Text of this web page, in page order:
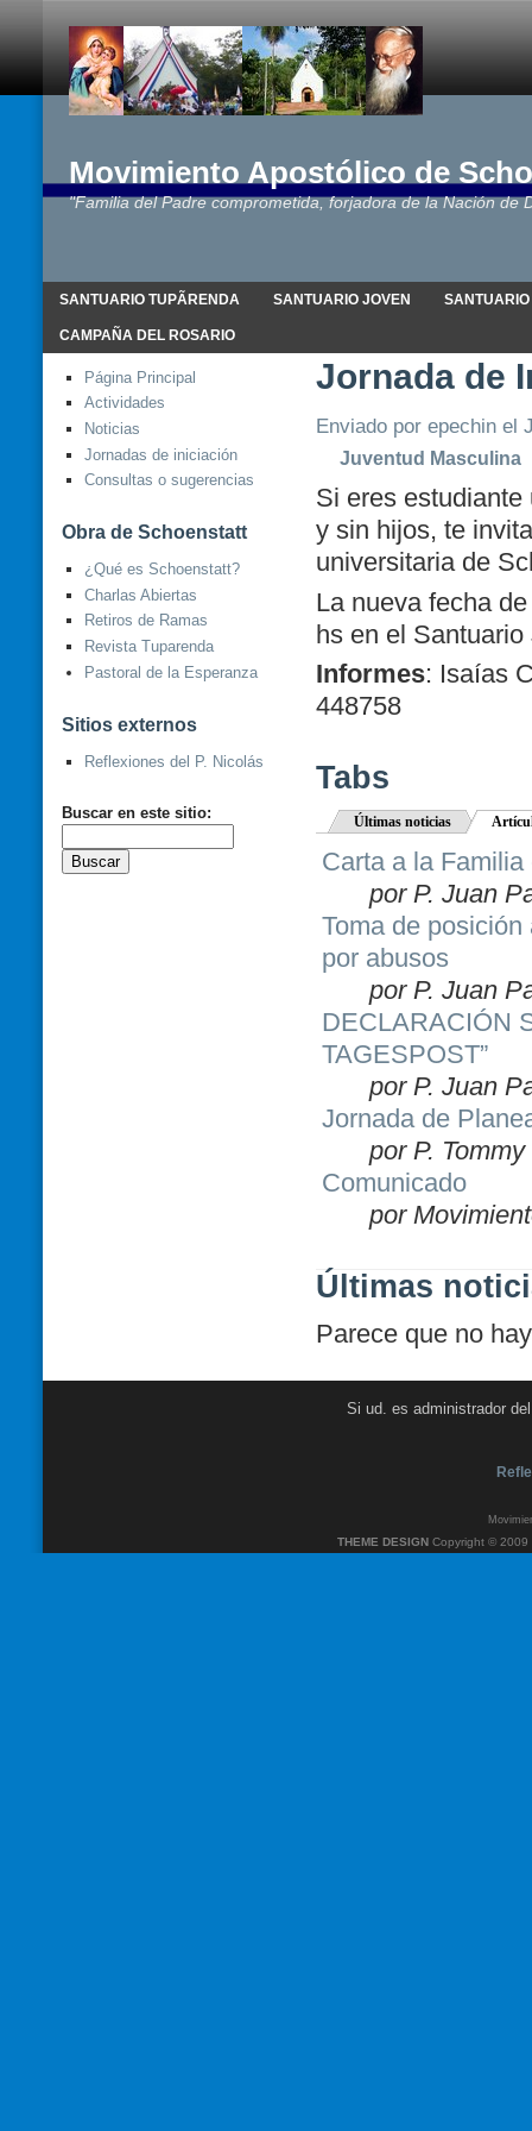
Movimiento Apostólico de
"Familia del Padre comprometida, forjadora de la Nación de
SANTUARIO TUPÃRENDA SANTUARIO JOVEN
CAMPAÑA DEL ROSARIO
Página Principal
Actividades
Noticias
Jornadas de iniciación
Consultas o sugerencias
Obra de Schoenstatt
¿Qué es Schoenstatt?
Charlas Abiertas
Retiros de Ramas
Revista Tuparenda
Pastoral de la Esperanza
Sitios externos
Reflexiones del P. Nicolás
Buscar en este sitio:
Jornada de
Enviado por epechin el
Juventud Masculina
Si eres
y sin hijos, te
universitaria de
La nueva fecha
hs en el Santuario
Informes: Isaías
448758
Tabs
Últimas noticias
Carta a la
por P. Juan
Toma de
por abusos
por P. Juan
DECLARACIÓN
TAGESPOST”
por P. Juan
Jornada de
por P.
Comunicado
por
Últimas
Parece que no
Si ud. es administrador
THEME DESIGNCopyright © 2009